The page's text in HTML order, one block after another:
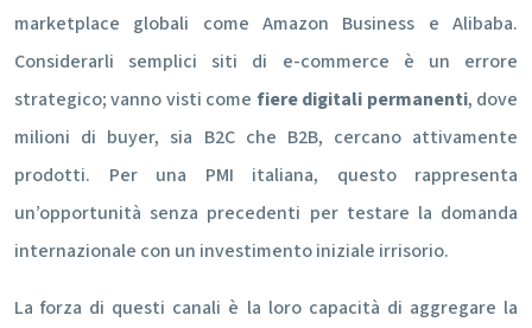
marketplace globali come Amazon Business e Alibaba.
Considerarli semplici siti di e-commerce è un errore
strategico; vanno visti come fiere digitali permanenti, dove
milioni di buyer, sia B2C che B2B, cercano attivamente
prodotti. Per una PMI italiana, questo rappresenta
un’opportunità senza precedenti per testare la domanda
internazionale con un investimento iniziale irrisorio.
La forza di questi canali è la loro capacità di aggregare la